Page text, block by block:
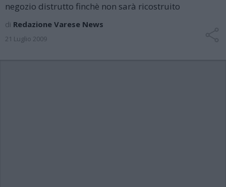
negozio distrutto finchè non sarà ricostruito
di Redazione Varese News
21 Luglio 2009